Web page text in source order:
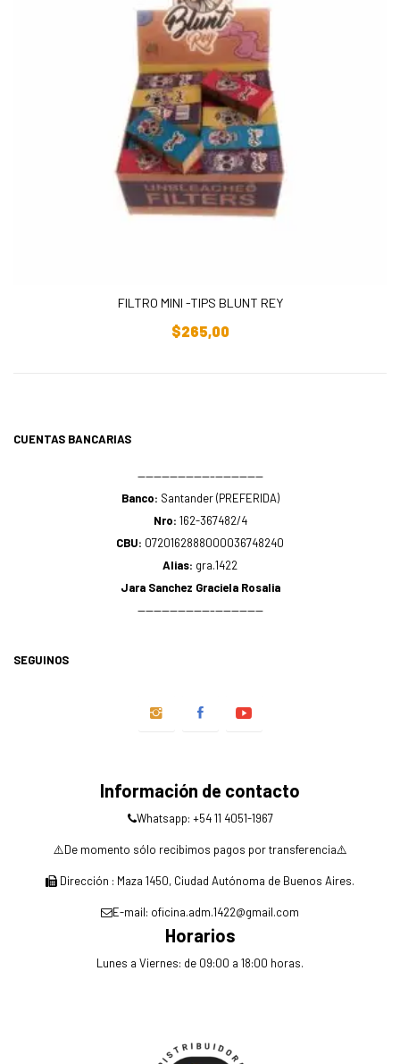
FILTRO MINI -TIPS BLUNT REY
$265,00
CUENTAS BANCARIAS
—————————–——————
Banco: Santander (PREFERIDA)
Nro: 162-367482/4
CBU: 0720162888000036748240
Alias: gra.1422
Jara Sanchez Graciela Rosalia
—————————–——————
SEGUINOS
Información de contacto
Whatsapp: +54 11 4051-1967
⚠️De momento sólo recibimos pagos por transferencia⚠️
Dirección : Maza 1450, Ciudad Autónoma de Buenos Aires.
E-mail: oficina.adm.1422@gmail.com
Horarios
Lunes a Viernes: de 09:00 a 18:00 horas.